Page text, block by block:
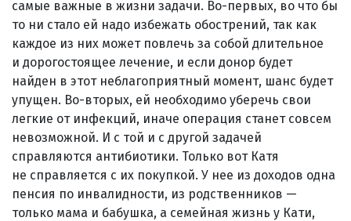
самые важные в жизни задачи. Во-первых, во что бы
то ни стало ей надо избежать обострений, так как
каждое из них может повлечь за собой длительное
и дорогостоящее лечение, и если донор будет
найден в этот неблагоприятный момент, шанс будет
упущен. Во-вторых, ей необходимо уберечь свои
легкие от инфекций, иначе операция станет совсем
невозможной. И с той и с другой задачей
справляются антибиотики. Только вот Катя
не справляется с их покупкой. У нее из доходов одна
пенсия по инвалидности, из родственников —
только мама и бабушка, а семейная жизнь у Кати,